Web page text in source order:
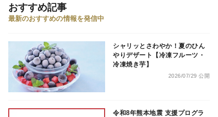
おすすめ記事
最新のおすすめの情報を発信中
シャリッとさわやか！夏のひん
やりデザート【冷凍フルーツ・
冷凍焼き芋】
2026/07/29 公開
令和8年熊本地震 支援プログラ